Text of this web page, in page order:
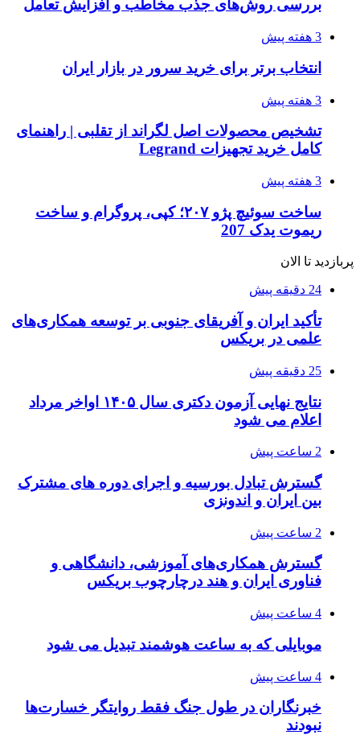
بررسی روش‌های جذب مخاطب و افزایش تعامل
3 هفته پیش
انتخاب برتر برای خرید سرور در بازار ایران
3 هفته پیش
تشخیص محصولات اصل لگراند از تقلبی | راهنمای
کامل خرید تجهیزات Legrand
3 هفته پیش
ساخت سوئیچ پژو ۲۰۷؛ کپی، پروگرام و ساخت
ریموت یدک 207
پربازدید تا الان
24 دقیقه پیش
تأکید ایران و آفریقای جنوبی بر توسعه همکاری‌های
علمی در بریکس
25 دقیقه پیش
نتایج نهایی آزمون دکتری سال ۱۴۰۵ اواخر مرداد
اعلام می شود
2 ساعت پیش
گسترش تبادل بورسیه و اجرای دوره های مشترک
بین ایران و اندونزی
2 ساعت پیش
گسترش همکاری‌های آموزشی، دانشگاهی و
فناوری ایران و هند درچارچوب بریکس
4 ساعت پیش
موبایلی که به ساعت هوشمند تبدیل می شود
4 ساعت پیش
خبرنگاران در طول جنگ فقط روایتگر خسارت‌ها
نبودند